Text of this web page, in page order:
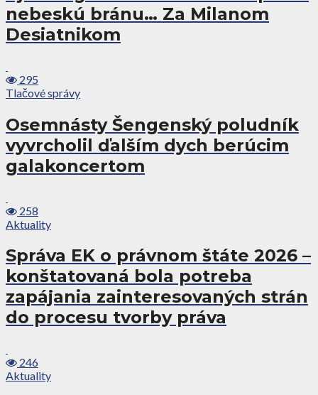
nebeskú bránu… Za Milanom
Desiatnikom
295
Tlačové správy
Osemnásty Šengenský poludník
vyvrcholil ďalším dych berúcim
galakoncertom
258
Aktuality
Správa EK o právnom štáte 2026 –
konštatovaná bola potreba
zapájania zainteresovaných strán
do procesu tvorby práva
246
Aktuality